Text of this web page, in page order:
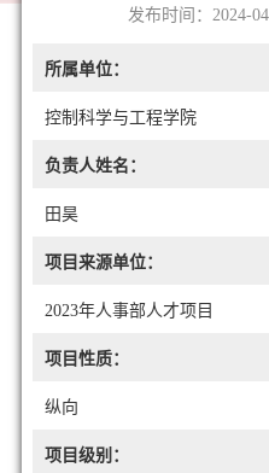
发布时间：2024-
所属单位：
控制科学与工程学院
负责人姓名：
田昊
项目来源单位：
2023年人事部人才项目
项目性质：
纵向
项目级别：